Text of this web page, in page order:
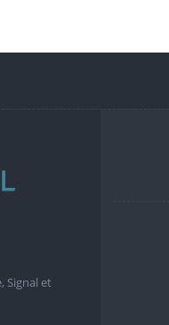
Signal et